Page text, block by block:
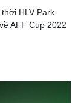
HLV Park
AFF Cup 2022